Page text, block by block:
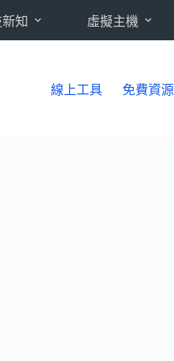
知 虛擬主機
線上工具 免費資源